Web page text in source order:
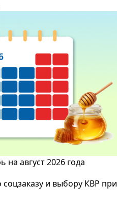
август 2026 года
и выбору КВР при